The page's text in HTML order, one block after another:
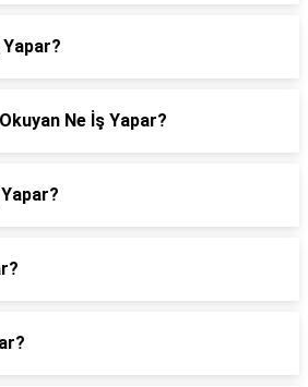
Ne İş Yapar?